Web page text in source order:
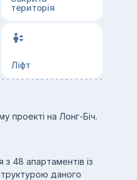
територія
Ліфт
проекті на Лонг-Біч.
48 апартаментів із
даного